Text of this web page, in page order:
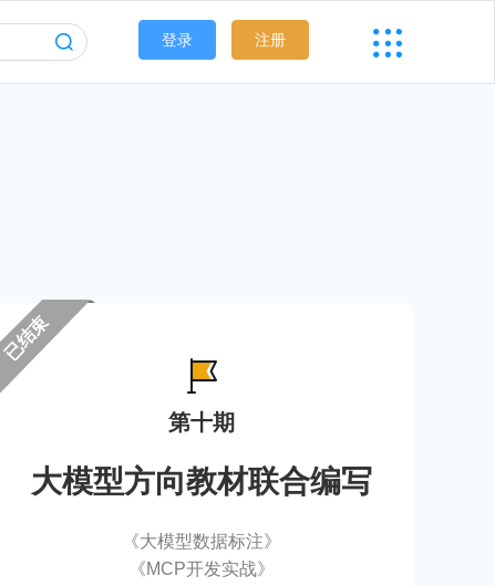
登录 注册
第十期
大模型方向教材联合编写
《大模型数据标注》
《MCP开发实战》
已结束